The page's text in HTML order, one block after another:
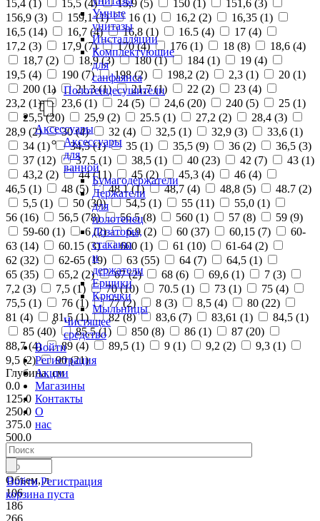
Умные
унитазы
Инсталляции
Комплектующие
для
санфаянса
Полотенцесушители
Аксессуары
Аксессуары
для
ванной
Бумагодержатели
Держатели
для
полотенец
Дозаторы,
стаканы
и
держатели
Ершики
Крючки
Мыльницы
Чистящее
средство
Войти
Регистрация
Акции
Магазины
Контакты
О
нас
Войти Регистрация
корзина пуста
15,4 (1 ) 15,5 (4) 15,9 (5) 150 (1 ) 151,6 (3)
156,9 (3) 159,1 (1) 16 (1) 16,2 (2) 16,35 (1)
16,5 (14) 16,7 (4) 16,8 (1) 16.5 (4) 17 (4)
17,2 (3) 17,9 (7) 170 (4) 176 (1) 18 (8) 18,6 (4)
18,7 (2) 18,9 (3) 180 (1) 184 (1) 19 (4)
19,5 (4) 190 (7) 198 (2) 198,2 (2) 2,3 (1) 20 (1)
200 (1) 21,3 (1) 21,7 (1) 22 (2) 23 (4)
23,2 (1) 23,6 (1) 24 (5) 24,6 (20) 240 (5) 25 (1)
25,5 (20) 25,9 (2) 25.5 (1) 27,2 (2) 28,4 (3)
28,9 (2) 30 (4) 32 (4) 32,5 (1) 32,9 (3) 33,6 (1)
34 (1) 34,5 (1) 35 (1) 35,5 (9) 36 (2) 36,5 (3)
37 (12) 37,5 (1) 38,5 (1) 40 (23) 42 (7) 43 (1)
43,2 (2) 44 (11) 45 (2) 45,3 (4) 46 (4)
46,5 (1) 48 (5) 48,1 (1) 48,7 (4) 48,8 (5) 48.7 (2)
5,5 (1) 50 (30) 54,5 (1) 55 (11) 55,0 (1)
56 (16) 56,5 (78) 56.5 (8) 560 (1) 57 (8) 59 (9)
59-60 (1) 6 (2) 6,9 (2) 60 (37) 60,15 (7)
60-
63 (14) 60.15 (3) 600 (1) 61 (10) 61-64 (2)
62 (32) 62-65 (19) 63 (55) 64 (7) 64,5 (1)
65 (35) 65,2 (2) 67 (2) 68 (6) 69,6 (1) 7 (3)
7,2 (3) 7,5 (1) 70 (10) 70.5 (1) 73 (1) 75 (4)
75,5 (1) 76 (1) 77 (2) 8 (3) 8,5 (4) 80 (22)
81 (4) 81,5 (1) 82 (8) 83,6 (7) 83,61 (1) 84,5 (1)
85 (40) 85,5 (1) 850 (8) 86 (1) 87 (20)
88,7 (4) 89 (4) 89,5 (1) 9 (1) 9,2 (2) 9,3 (1)
9,5 (2) 90 (21)
Глубина, см
0.0
125.0
250.0
375.0
500.0
Объем, л
106
186
266